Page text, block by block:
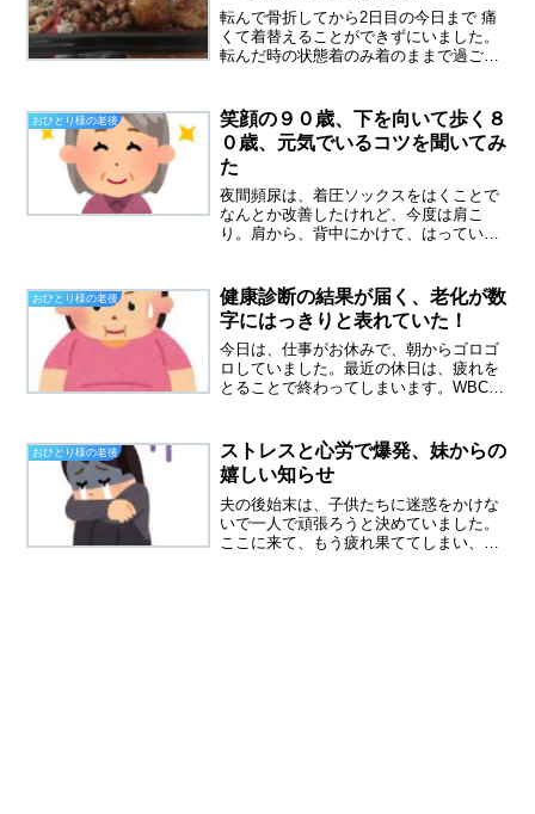
転んで骨折してから2日目の今日まで 痛
くて着替えることができずにいました。
転んだ時の状態着のみ着のままで過ごし
ったのです 左手は使えたのでタオルをお
湯でぬらし顔と体...
おひとり様の老後
笑顔の９０歳、下を向いて歩く８
０歳、元気でいるコツを聞いてみ
た
夜間頻尿は、着圧ソックスをはくことで
なんとか改善したけれど、今度は肩こ
り。肩から、背中にかけて、はっている
れないです。レジをしていても、重いも
のを持つのがつらい。なんと...
おひとり様の老後
健康診断の結果が届く、老化が数
字にはっきりと表れていた！
今日は、仕事がお休みで、朝からゴロゴ
ロしていました。最近の休日は、疲れを
とることで終わってしまいます。WBC、
い大谷選手、一所懸命に走る姿にはほれ
ぼれしちゃいました。そ...
おひとり様の老後
ストレスと心労で爆発、妹からの
嬉しい知らせ
夫の後始末は、子供たちに迷惑をかけな
いで一人で頑張ろうと決めていました。
ここに来て、もう疲れ果ててしまい、爆